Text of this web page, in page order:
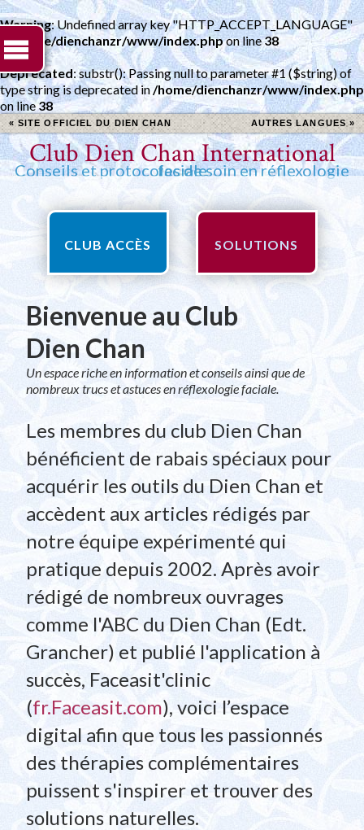
Warning: Undefined array key "HTTP_ACCEPT_LANGUAGE"
in/home/dienchanzr/www/index.phpon line38
Deprecated: substr(): Passing null to parameter #1 ($string) of
type string is deprecated in/home/dienchanzr/www/index.php
on line38
« SITE OFFICIEL DU DIEN CHAN AUTRES LANGUES »
Club Dien Chan International
Conseils et protocoles de soin en réflexologie faciale
CLUB ACCÈS SOLUTIONS
Bienvenue au Club
Dien Chan
Un espace riche en information et conseils ainsi que de
nombreux trucs et astuces en réflexologie faciale.
Les membres du club Dien Chan
bénéficient de rabais spéciaux pour
acquérir les outils du Dien Chan et
accèdent aux articles rédigés par
notre équipe expérimenté qui
pratique depuis 2002. Après avoir
rédigé de nombreux ouvrages
comme l'ABC du Dien Chan (Edt.
Grancher) et publié l'application à
succès, Faceasit'clinic
(fr.Faceasit.com), voici l’espace
digital afin que tous les passionnés
des thérapies complémentaires
puissent s'inspirer et trouver des
solutions naturelles.